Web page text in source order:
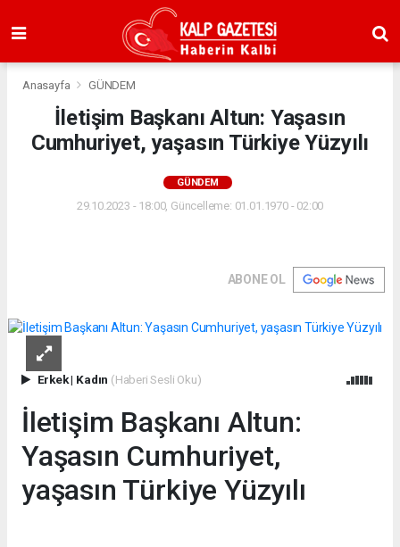
Anasayfa GÜNDEM
İletişim Başkanı Altun: Yaşasın
Cumhuriyet, yaşasın Türkiye Yüzyılı
GÜNDEM
29.10.2023 - 18:00, Güncelleme: 01.01.1970 - 02:00
ABONE OL
Erkek| Kadın (Haberi Sesli Oku)
İletişim Başkanı Altun:
Yaşasın Cumhuriyet,
yaşasın Türkiye Yüzyılı